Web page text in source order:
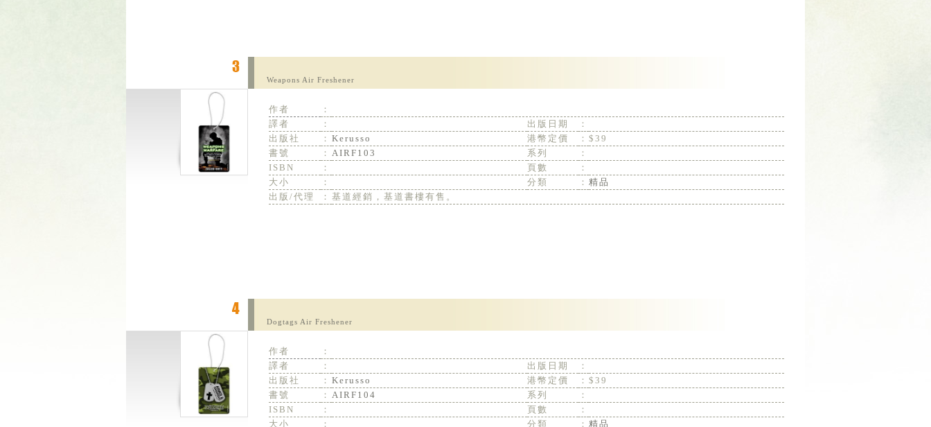
Weapons Air Freshener
作者
：
譯者
： 出版日期
：
出版社
： Kerusso 港幣定價 ： $39
書號
： AIRF103 系列
：
ISBN
： 頁數
：
大小
： 分類 ： 精品
出版/代理
： 基道經銷，基道書樓有售。
Dogtags Air Freshener
作者
：
譯者
： 出版日期
：
出版社
： Kerusso 港幣定價 ： $39
書號
： AIRF104 系列
：
ISBN
： 頁數
：
大小
： 分類 ： 精品